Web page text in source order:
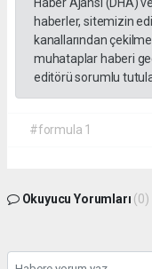
haberler, sitemizin
kanallarından
muhataplar haberi
editörü sorumlu
#formula 1
Okuyucu Yorumları (0)